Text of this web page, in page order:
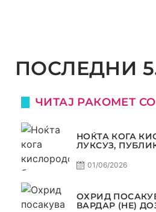
ПОСЛЕДНИ
ЧИТАЈ РАКОМЕТ
НОЌТА КОГА
ЛУКСУЗ,
01/06/2026
ОХРИД
ВАРДАР (НЕ)